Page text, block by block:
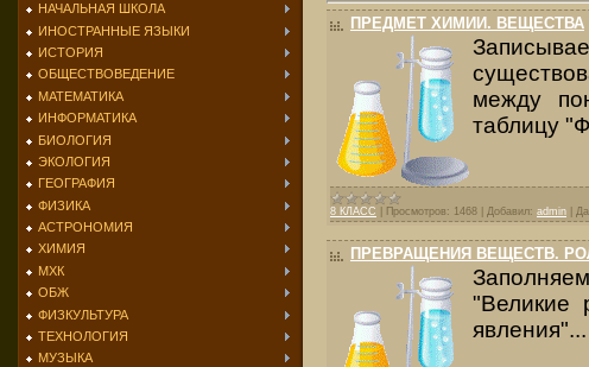
НАЧАЛЬНАЯ ШКОЛА
ИНОСТРАННЫЕ ЯЗЫКИ
ИСТОРИЯ
ОБЩЕСТВОВЕДЕНИЕ
МАТЕМАТИКА
ИНФОРМАТИКА
БИОЛОГИЯ
ЭКОЛОГИЯ
ГЕОГРАФИЯ
ФИЗИКА
АСТРОНОМИЯ
ХИМИЯ
МХК
ОБЖ
ФИЗКУЛЬТУРА
ТЕХНОЛОГИЯ
МУЗЫКА
ПРЕДМЕТ ХИМИИ. ВЕЩЕСТВА
между
таблицу
8 КЛАСС Просмотров: 1468 Добавил: admin
ПРЕВРАЩЕНИЯ ВЕЩЕСТВ.
"Великие
явления"...